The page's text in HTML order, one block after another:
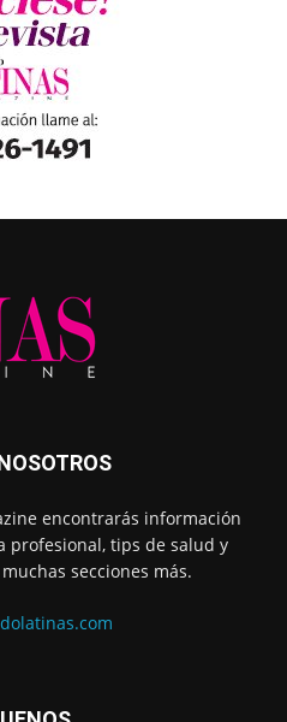
encontrarás información
profesional, tips de salud y
secciones más.